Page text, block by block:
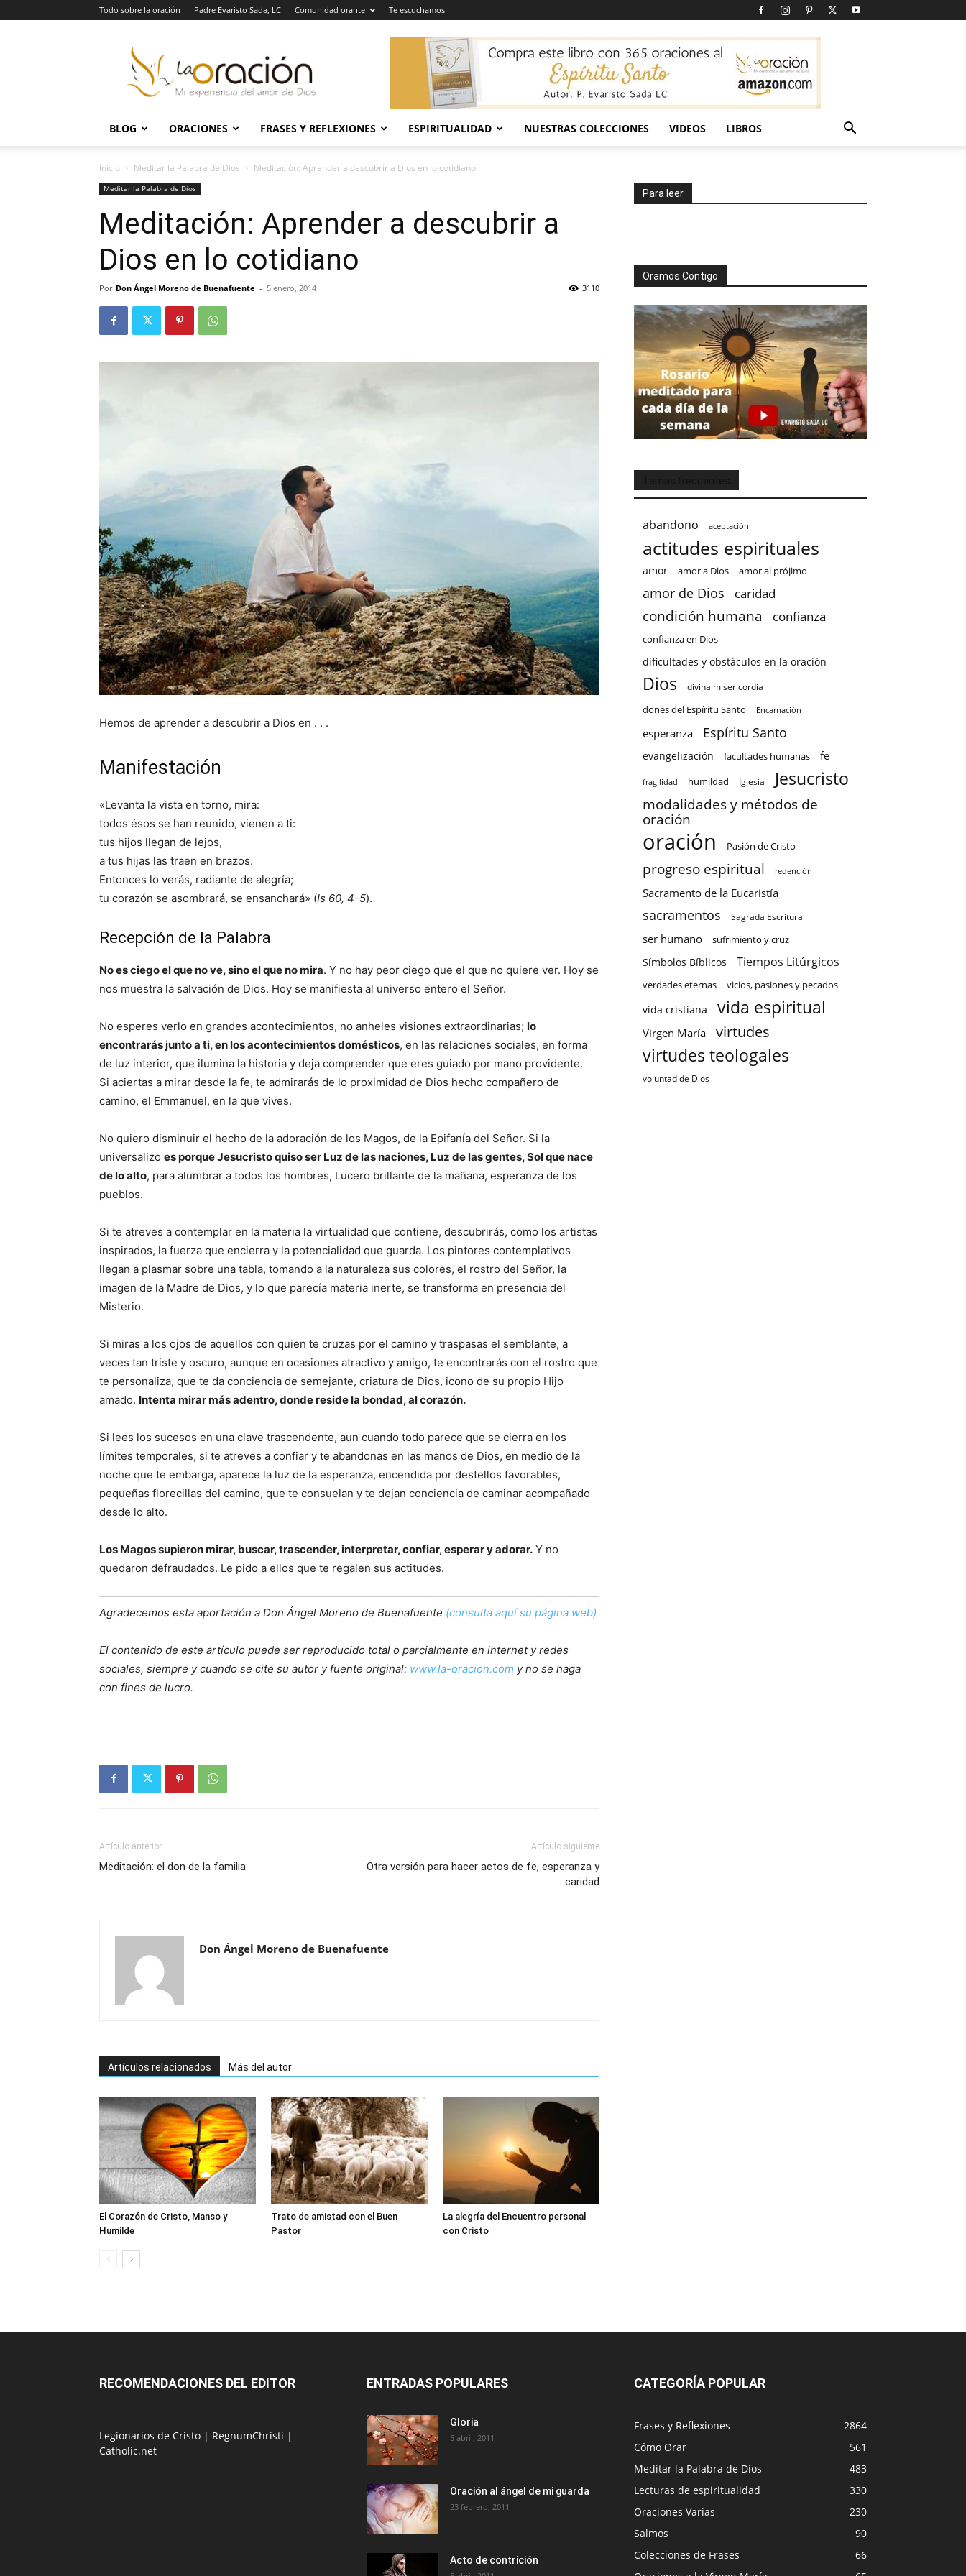
Todo sobre la oración Padre Evaristo Sada, LC Comunidad orante Te escuchamos
Oración
BLOG ORACIONES FRASES Y REFLEXIONES ESPIRITUALIDAD NUESTRAS COLECCIONES VIDEOS LIBROS
Inicio Meditar la Palabra de Dios Meditación: Aprender a descubrir a Dios en lo cotidiano
Meditar la Palabra de Dios
Meditación: Aprender a descubrir a
Dios en lo cotidiano
Por Don Ángel Moreno de Buenafuente - 5 enero, 2014 3110
Hemos de aprender a descubrir a Dios en . . .
Manifestación
«Levanta la vista en torno, mira:
todos ésos se han reunido, vienen a ti:
tus hijos llegan de lejos,
a tus hijas las traen en brazos.
Entonces lo verás, radiante de alegría;
tu corazón se asombrará, se ensanchará» (Is 60, 4-5).
Recepción de la Palabra
No es ciego el que no ve, sino el que no mira. Y no hay peor ciego que el que no quiere ver. Hoy se
nos muestra la salvación de Dios. Hoy se manifiesta al universo entero el Señor.
No esperes verlo en grandes acontecimientos, no anheles visiones extraordinarias; lo
encontrarás junto a ti, en los acontecimientos domésticos, en las relaciones sociales, en forma
de luz interior, que ilumina la historia y deja comprender que eres guiado por mano providente.
Si aciertas a mirar desde la fe, te admirarás de lo proximidad de Dios hecho compañero de
camino, el Emmanuel, en la que vives.
No quiero disminuir el hecho de la adoración de los Magos, de la Epifanía del Señor. Si la
universalizo es porque Jesucristo quiso ser Luz de las naciones, Luz de las gentes, Sol que nace
de lo alto, para alumbrar a todos los hombres, Lucero brillante de la mañana, esperanza de los
pueblos.
Si te atreves a contemplar en la materia la virtualidad que contiene, descubrirás, como los artistas
inspirados, la fuerza que encierra y la potencialidad que guarda. Los pintores contemplativos
llegan a plasmar sobre una tabla, tomando a la naturaleza sus colores, el rostro del Señor, la
imagen de la Madre de Dios, y lo que parecía materia inerte, se transforma en presencia del
Misterio.
Si miras a los ojos de aquellos con quien te cruzas por el camino y traspasas el semblante, a
veces tan triste y oscuro, aunque en ocasiones atractivo y amigo, te encontrarás con el rostro que
te personaliza, que te da conciencia de semejante, criatura de Dios, icono de su propio Hijo
amado. Intenta mirar más adentro, donde reside la bondad, al corazón.
Si lees los sucesos en una clave trascendente, aun cuando todo parece que se cierra en los
límites temporales, si te atreves a confiar y te abandonas en las manos de Dios, en medio de la
noche que te embarga, aparece la luz de la esperanza, encendida por destellos favorables,
pequeñas florecillas del camino, que te consuelan y te dejan conciencia de caminar acompañado
desde lo alto.
Los Magos supieron mirar, buscar, trascender, interpretar, confiar, esperar y adorar. Y no
quedaron defraudados. Le pido a ellos que te regalen sus actitudes.
Agradecemos esta aportación a Don Ángel Moreno de Buenafuente (consulta aquí su página web)
El contenido de este artículo puede ser reproducido total o parcialmente en internet y redes
sociales, siempre y cuando se cite su autor y fuente original: www.la-oracion.com y no se haga
con fines de lucro.
Artículo anterior
Meditación: el don de la familia
Artículo siguiente
Otra versión para hacer actos de fe, esperanza y
caridad
Don Ángel Moreno de Buenafuente
Artículos relacionados Más del autor
El Corazón de Cristo, Manso y
Humilde
Trato de amistad con el Buen
Pastor
La alegría del Encuentro personal
con Cristo
Para leer
Oramos Contigo
abandono aceptación
actitudes espirituales
amor amor a Dios amor al prójimo
amor de Dios caridad
condición humana confianza
confianza en Dios
dificultades y obstáculos en la oración
Dios divina misericordia
dones del Espíritu Santo Encarnación
esperanza Espíritu Santo
evangelización facultades humanas fe
fragilidad humildad Iglesia Jesucristo
modalidades y métodos de
oración
oración Pasión de Cristo
progreso espiritual redención
Sacramento de la Eucaristía
sacramentos Sagrada Escritura
ser humano sufrimiento y cruz
Símbolos Bíblicos Tiempos Litúrgicos
verdades eternas vicios, pasiones y pecados
vida cristiana vida espiritual
Virgen María virtudes
virtudes teologales
voluntad de Dios
RECOMENDACIONES DEL EDITOR
Legionarios de Cristo | RegnumChristi |
Catholic.net
ENTRADAS POPULARES
Gloria
5 abril, 2011
Oración al ángel de mi guarda
23 febrero, 2011
Acto de contrición
CATEGORÍA POPULAR
Frases y Reflexiones
2864
Cómo Orar
561
Meditar la Palabra de Dios
483
Lecturas de espiritualidad
330
Oraciones Varias
230
Salmos
90
Colecciones de Frases
66